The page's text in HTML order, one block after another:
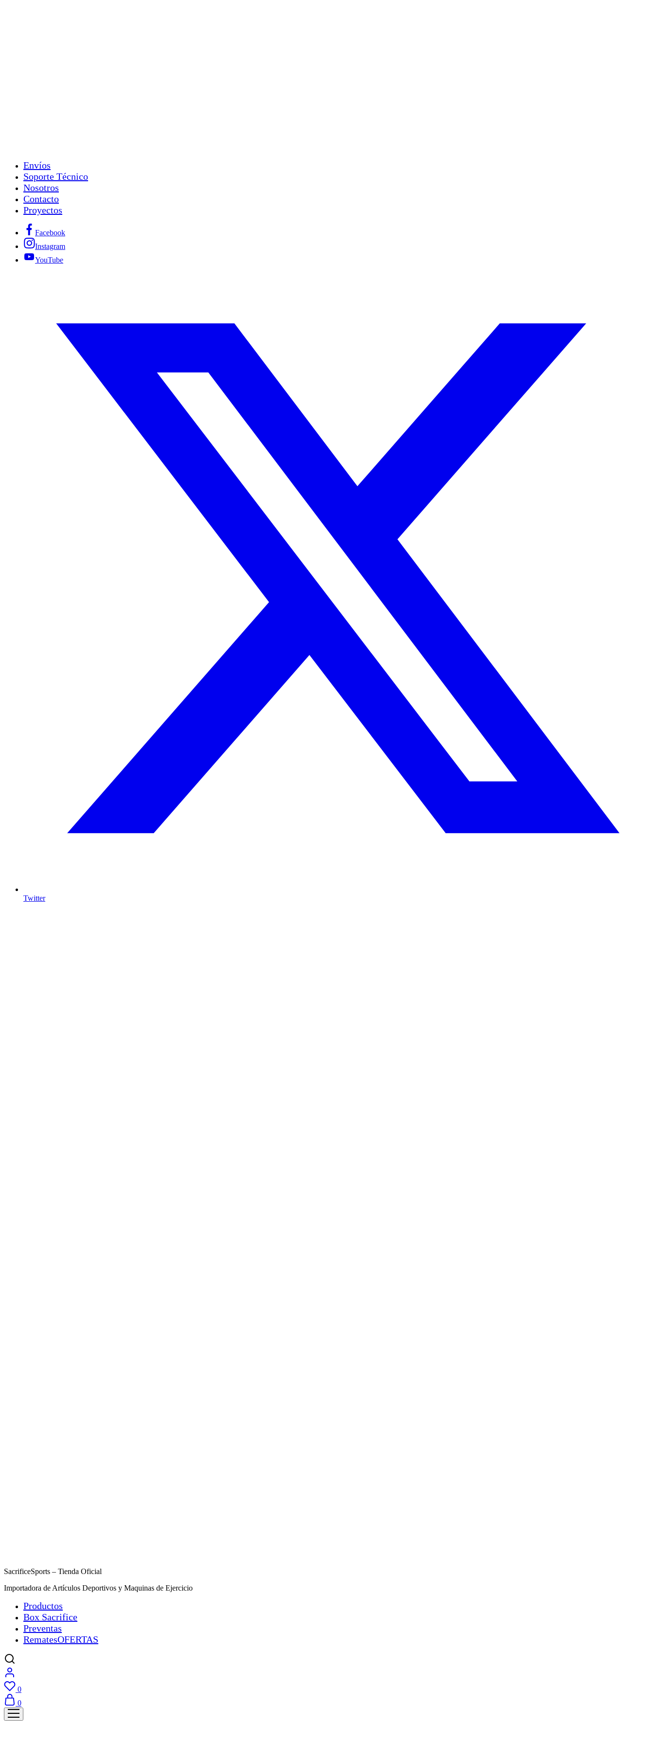
Envíos
Soporte Técnico
Nosotros
Contacto
Proyectos
Facebook
Instagram
YouTube
Twitter
SacrificeSports – Tienda Oficial
Importadora de Artículos Deportivos y Maquinas de Ejercicio
Productos
Box Sacrifice
Preventas
RematesOFERTAS
0
0